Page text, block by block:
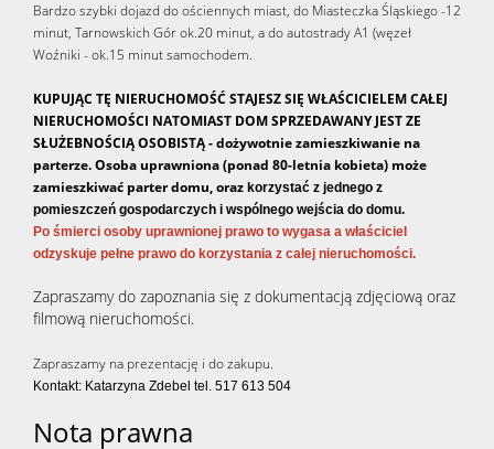
Bardzo szybki dojazd do ościennych miast, do Miasteczka Śląskiego -12
minut, Tarnowskich Gór ok.20 minut, a do autostrady A1 (węzeł
Woźniki - ok.15 minut samochodem.
KUPUJĄC TĘ NIERUCHOMOŚĆ STAJESZ SIĘ WŁAŚCICIELEM CAŁEJ
NIERUCHOMOŚCI NATOMIAST DOM SPRZEDAWANY JEST ZE
SŁUŻEBNOŚCIĄ OSOBISTĄ - dożywotnie zamieszkiwanie na
parterze. Osoba uprawniona (ponad 80-letnia kobieta) może
zamieszkiwać parter domu, oraz korzystać z jednego z
pomieszczeń gospodarczych i wspólnego wejścia do domu.
Po śmierci osoby uprawnionej prawo to wygasa a właściciel
odzyskuje pełne prawo do korzystania z całej nieruchomości.
Zapraszamy do zapoznania się z dokumentacją zdjęciową oraz
filmową nieruchomości.
Zapraszamy na prezentację i do zakupu.
Kontakt: Katarzyna Zdebel tel. 517 613 504
Nota prawna